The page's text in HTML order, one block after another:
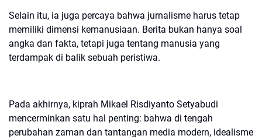
Selain itu, ia juga percaya bahwa jurnalisme harus tetap
memiliki dimensi kemanusiaan. Berita bukan hanya soal
angka dan fakta, tetapi juga tentang manusia yang
terdampak di balik sebuah peristiwa.
Pada akhirnya, kiprah Mikael Risdiyanto Setyabudi
mencerminkan satu hal penting: bahwa di tengah
perubahan zaman dan tantangan media modern, idealisme